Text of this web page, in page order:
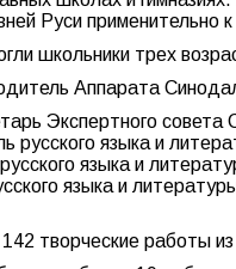
Руси применительно
школьники трех
Аппарата
Экспертного
русского языка и
языка и
языка и
творческие работы